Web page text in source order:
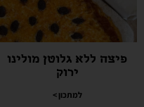
פיצה ללא גלוטן מולינו
ירוק
למתכון >